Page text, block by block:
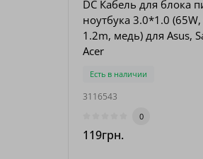
DC Кабель для блока
ноутбука 3.0*1.0
1.2m, медь) для Asus,
Acer
Есть в наличии
3116543
0
119грн.